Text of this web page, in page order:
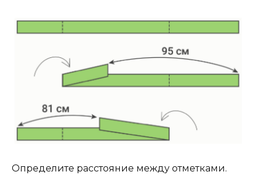
Определите расстояние между отметками.